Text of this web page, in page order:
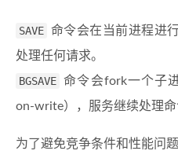
SAVE 命令会在当前进程进
处理任何请求。
BGSAVE 命令会fork一个子
on-write），服务继续处理命
为了避免竞争条件和性能问题